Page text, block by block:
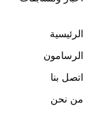
الرئيسية
الرسامون
اتصل بنا
من نحن